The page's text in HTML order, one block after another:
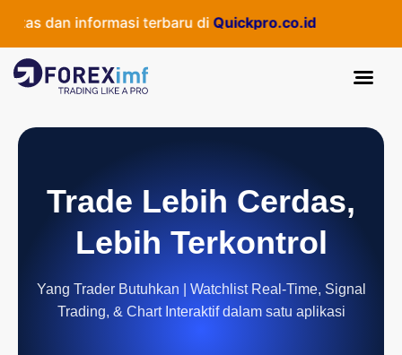
dan informasi terbaru diQuickpro.co.id
Trade Lebih Cerdas,
Lebih Terkontrol
Yang Trader Butuhkan | Watchlist Real-Time, Signal
Trading, & Chart Interaktif dalam satu aplikasi